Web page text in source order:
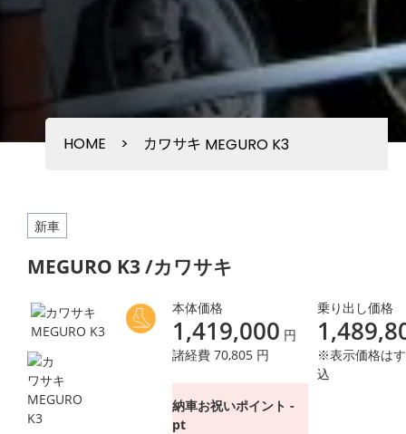
HOME > カワサキ MEGURO K3
新車
MEGURO K3 /カワサキ
本体価格
1,419,000 円
乗り出し価格
諸経費 70,805 円
※表示価格は
込
納車お祝いポイント -
pt